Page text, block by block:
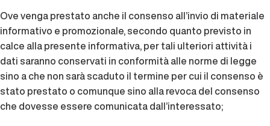
Ove venga prestato anche il consenso all’invio di materiale
informativo e promozionale, secondo quanto previsto in
calce alla presente informativa, per tali ulteriori attività i
dati saranno conservati in conformità alle norme di legge
sino a che non sarà scaduto il termine per cui il consenso è
stato prestato o comunque sino alla revoca del consenso
che dovesse essere comunicata dall’interessato;